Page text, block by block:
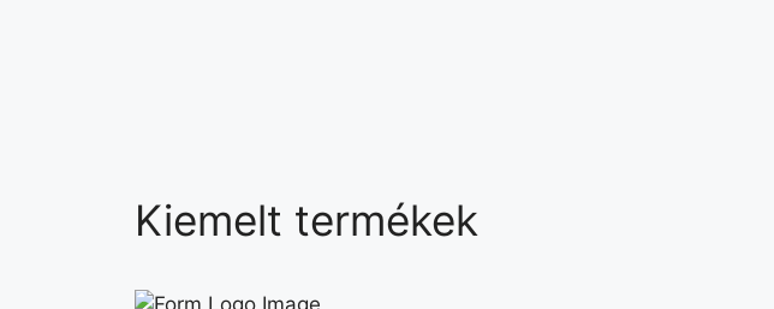
Kiemelt termékek